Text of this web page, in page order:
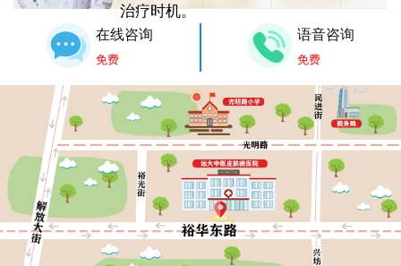
治疗时机。
在线咨询
免费
语音咨询
免费